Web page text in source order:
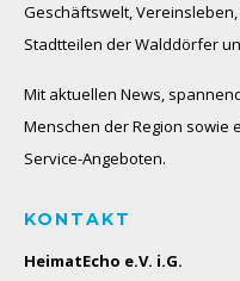
Geschäftswelt,
Stadtteilen der Walddörfer
Mit aktuellen News,
Menschen der Region sowie
Service-Angeboten.
KONTAKT
HeimatEcho e.V. i.G.